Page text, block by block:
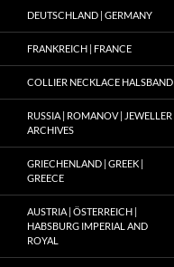
DEUTSCHLAND | GERMANY
FRANKREICH | FRANCE
COLLIER NECKLACE HALSBAND
RUSSIA | ROMANOV | JEWELLER
ARCHIVES
GRIECHENLAND | GREEK |
GREECE
AUSTRIA | ÖSTERREICH |
HABSBURG IMPERIAL AND
ROYAL